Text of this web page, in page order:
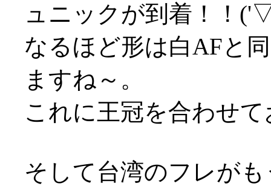
ュニックが到着！！
なるほど形は白AFと
ますね～。
これに王冠を合わせ
そして台湾のフレが